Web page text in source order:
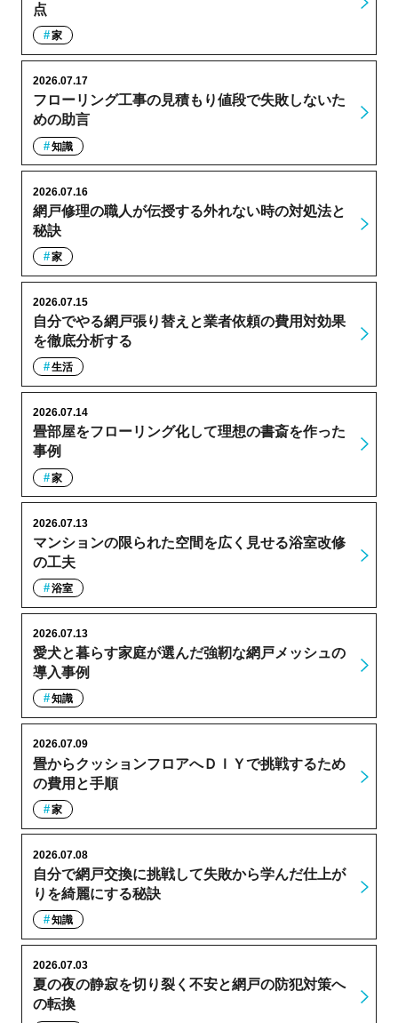
点
家
フローリング工事の見積もり値段で失敗しないた
めの助言
2026.07.17
知識
網戸修理の職人が伝授する外れない時の対処法と
秘訣
2026.07.16
家
自分でやる網戸張り替えと業者依頼の費用対効果
を徹底分析する
2026.07.15
生活
畳部屋をフローリング化して理想の書斎を作った
事例
2026.07.14
家
マンションの限られた空間を広く見せる浴室改修
の工夫
2026.07.13
浴室
愛犬と暮らす家庭が選んだ強靭な網戸メッシュの
導入事例
2026.07.13
知識
畳からクッションフロアへＤＩＹで挑戦するため
の費用と手順
2026.07.09
家
自分で網戸交換に挑戦して失敗から学んだ仕上が
りを綺麗にする秘訣
2026.07.08
知識
夏の夜の静寂を切り裂く不安と網戸の防犯対策へ
の転換
2026.07.03